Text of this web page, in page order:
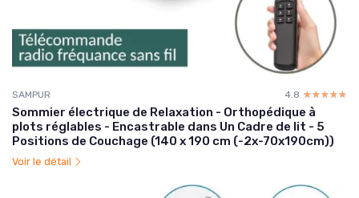
SAMPUR 4.8 ☆☆☆☆☆
★★★★★
Sommier électrique de Relaxation - Orthopédique à
plots réglables - Encastrable dans Un Cadre de lit - 5
Positions de Couchage (140 x 190 cm (-2x-70x190cm))
Voir le détail